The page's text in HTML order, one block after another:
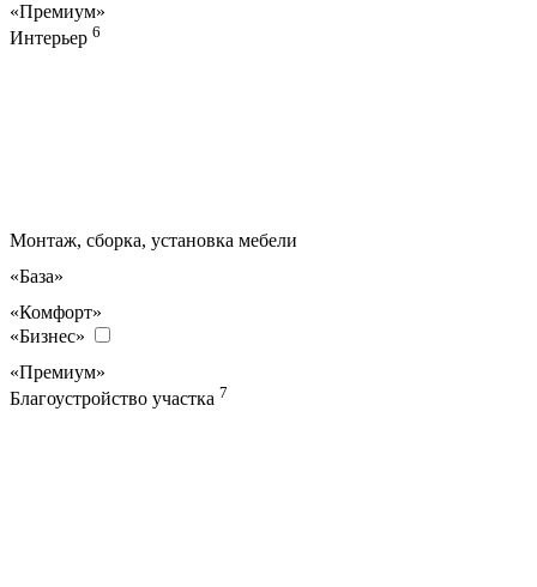
«Премиум»
Интерьер 6
Монтаж, сборка, установка мебели
«База»
«Комфорт»
«Бизнес»
«Премиум»
Благоустройство участка 7